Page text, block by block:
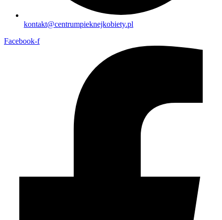
kontakt@centrumpieknejkobiety.pl
Facebook-f